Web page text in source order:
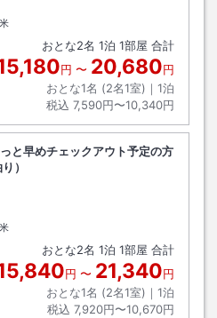
おとな2名 1泊 1部屋 合計
円 〜 20,680円
おとな1名 (2名1室)｜ 1泊
税込 7,590円〜10,340円
と早めチェックアウト予定の方
）
おとな2名 1泊 1部屋 合計
円 〜 21,340円
おとな1名 (2名1室)｜ 1泊
税込 7,920円〜10,670円